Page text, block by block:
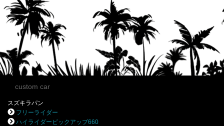
custom car
スズキラパン
フリーライダー
ハイライダーピックアップ660